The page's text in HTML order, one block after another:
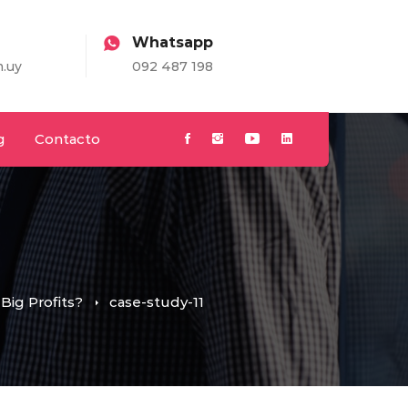
Whatsapp
092 487 198
Contacto
Profits? case-study-11